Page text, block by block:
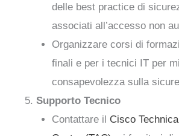
delle best practice di
associati all’accesso non
Organizzare corsi di
finali e per i tecnici IT per
consapevolezza sulla
Supporto Tecnico
Contattare il Cisco